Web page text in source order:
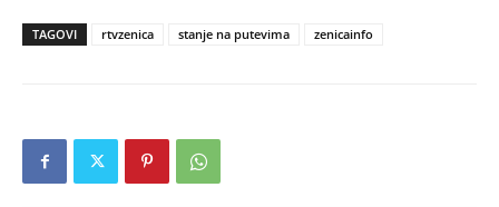
TAGOVI rtvzenica stanje na putevima zenicainfo